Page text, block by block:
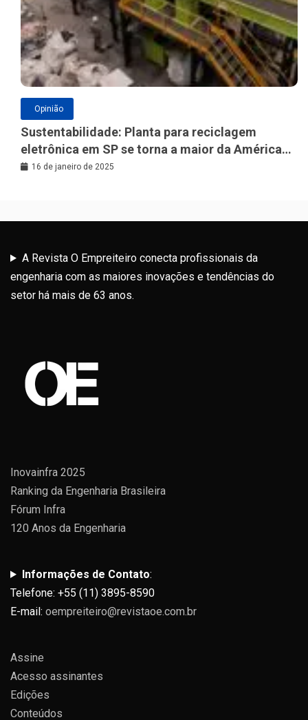
Opinião
Sustentabilidade: Planta para reciclagem
eletrônica em SP se torna a maior da América
Latina
16 de janeiro de 2025
A Revista O Empreiteiro conecta profissionais da
engenharia com as maiores inovações e tendências do
setor há mais de 63 anos.
Inovainfra 2025
Ranking da Engenharia Brasileira
Fórum Infra
120 Anos da Engenharia
Informações de Contato:
Telefone: +55 (11) 3895-8590
E-mail: oempreiteiro@revistaoe.com.br
Assine
Acesso assinantes
Edições
Conteúdos